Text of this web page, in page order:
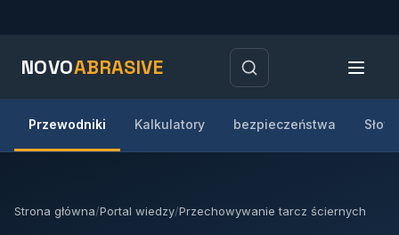
NOVOABRASIVE
Przewodniki Kalkulatory bezpieczeństwa
Strona główna/Portal wiedzy/Przechowywanie tarcz ściernych